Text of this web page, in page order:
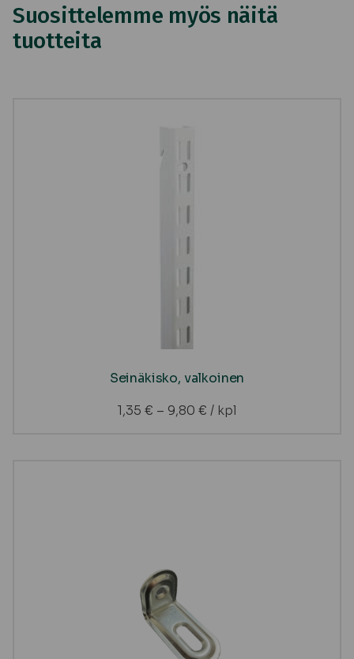
Suosittelemme myös näitä
tuotteita
Seinäkisko, valkoinen
1,35 € – 9,80 € / kpl